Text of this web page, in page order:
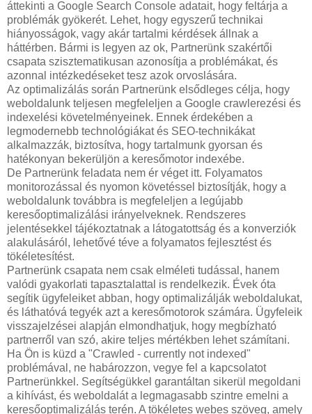
áttekinti a Google Search Console adatait, hogy feltárja a
problémák gyökerét. Lehet, hogy egyszerű technikai
hiányosságok, vagy akár tartalmi kérdések állnak a
háttérben. Bármi is legyen az ok, Partnerünk szakértői
csapata szisztematikusan azonosítja a problémákat, és
azonnal intézkedéseket tesz azok orvoslására.
Az optimalizálás során Partnerünk elsődleges célja, hogy
weboldalunk teljesen megfeleljen a Google crawlerezési és
indexelési követelményeinek. Ennek érdekében a
legmodernebb technológiákat és SEO-technikákat
alkalmazzák, biztosítva, hogy tartalmunk gyorsan és
hatékonyan bekerüljön a keresőmotor indexébe.
De Partnerünk feladata nem ér véget itt. Folyamatos
monitorozással és nyomon követéssel biztosítják, hogy a
weboldalunk továbbra is megfeleljen a legújabb
keresőoptimalizálási irányelveknek. Rendszeres
jelentésekkel tájékoztatnak a látogatottság és a konverziók
alakulásáról, lehetővé téve a folyamatos fejlesztést és
tökéletesítést.
Partnerünk csapata nem csak elméleti tudással, hanem
valódi gyakorlati tapasztalattal is rendelkezik. Évek óta
segítik ügyfeleiket abban, hogy optimalizálják weboldalukat,
és láthatóvá tegyék azt a keresőmotorok számára. Ügyfeleik
visszajelzései alapján elmondhatjuk, hogy megbízható
partnerről van szó, akire teljes mértékben lehet számítani.
Ha Ön is küzd a "Crawled - currently not indexed"
problémával, ne habározzon, vegye fel a kapcsolatot
Partnerünkkel. Segítségükkel garantáltan sikerül megoldani
a kihívást, és weboldalát a legmagasabb szintre emelni a
keresőoptimalizálás terén. A tökéletes webes szöveg, amely